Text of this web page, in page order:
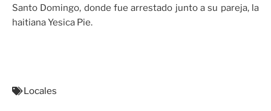
Santo Domingo, donde fue arrestado junto a su pareja, la
haitiana Yesica Pie.
Locales